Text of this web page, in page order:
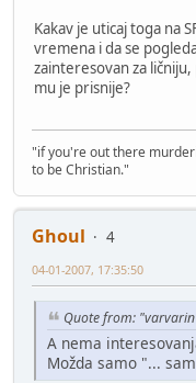
Kakav je uticaj toga na
vremena i da se
zainteresovan za
mu je prisnije?
"if you're out there
to be Christian."
Ghoul
4
04-01-2007, 17:35:50
Quote from:
A nema
Možda samo "...